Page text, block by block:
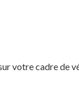
votre cadre de